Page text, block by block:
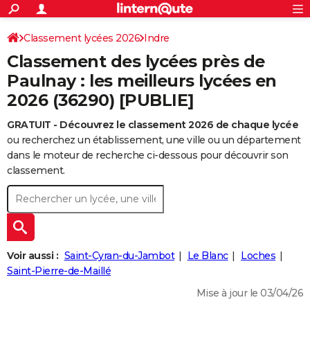
ACTUALITÉS
Politique
Société
Faits Divers
Education
Monde
Villes
+
SPORT
Coupe du monde 2026
Football
Tennis
Cyclisme
Rugby
Forum
CULTURE
Programme TV
TNT
Streaming
Cinéma
Sorties cinéma
Musique
+
FINANCE
Retraite
Impôts
Epargne
Immobilier
Risques naturels par ville
Banque
Assurance
Crédit
AUTO
Essais
Réserver un essai
Citadines
Berlines
SUV
Forum auto
+
HIGH-TECH
BRICOLAGE
Forum
Aménagement intérieur
Extérieur
Cuisine
Salle de bains
Jardinage
Rangement
+WEEK-END
Guides de France
Escapades
Patrimoine
Expositions
Musées
Week-end nature
+
LIFESTYLE
Art de vivre
Bien-être
Loisirs
Mode
Modes de vie
+SANTE
S'inscrire
Connexion
Classement lycées 2026 Indre
Classement des lycées près de
Paulnay : les meilleurs lycées en
2026 (36290) [PUBLIE]
GRATUIT - Découvrez le classement 2026 de chaque lycée
ou recherchez un établissement, une ville ou un département
dans le moteur de recherche ci-dessous pour découvrir son
classement.
Voir aussi : Saint-Cyran-du-Jambot Le Blanc
Loches
Saint-Pierre-de-Maillé
Mise à jour le 03/04/26